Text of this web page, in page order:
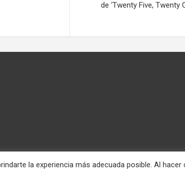
de ‘Twenty Five, Twenty
Theme Horse Funciona gracias a:WordPress
la experiencia más adecuada posible. Al hacer